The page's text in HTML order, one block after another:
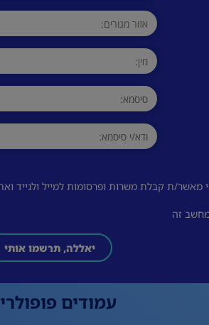
מאשר/ת קבלת משרות ופרסומות למייל ולנייד
זה
יאללה, תרשמו אותי
עמודים